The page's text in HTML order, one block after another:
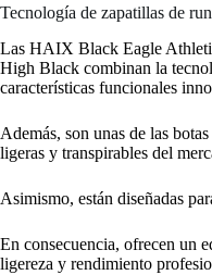
Tecnología de zapatillas de
Las HAIX Black Eagle
High Black combinan la
características funcionales
Además, son unas de las
ligeras y transpirables del
Asimismo, están diseñadas
En consecuencia, ofrecen un
ligereza y rendimiento